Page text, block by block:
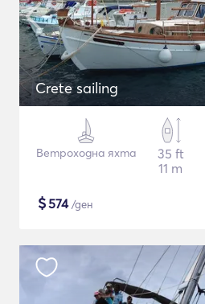
Crete sailing
Ветроходна яхта
35 ft
11 m
$574/ден